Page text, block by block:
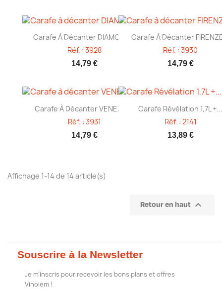
 Aperçu rapide
Carafe À Décanter DIAMOND...
Réf. : 3928
14,79 €
Aperçu rapide
Carafe À Décanter
Réf. : 3930
14,79 €
Aperçu rapide
Carafe À Décanter VENEZIA...
Réf. : 3931
14,79 €
Aperçu rapide
Carafe Révélation 1,7L +...
Réf. : 2141
13,89 €
Affichage 1-14 de 14 article(s)
Retour en haut 
Souscrire à la Newsletter
Je m'inscris pour recevoir les bons plans et offres
Vinolem !